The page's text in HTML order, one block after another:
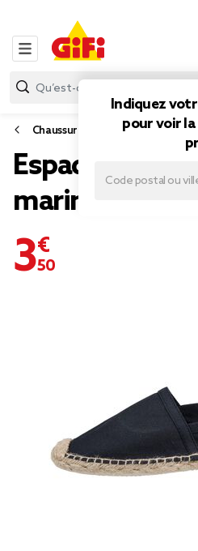
Indiquez
pour voir
Chaussures
Espadrille
marine T36/41
3,50 €